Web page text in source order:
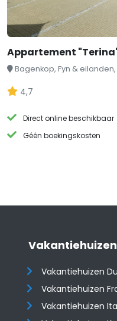
Appartement
Bagenkop, Fyn &
4,7
Direct online beschikbaar
Géén boekingskosten
Vakantiehuizen
Vakantiehuizen
Vakantiehuizen
Vakantiehuizen